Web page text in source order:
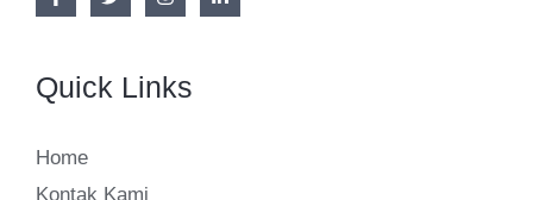
Quick Links
Home
Kontak Kami